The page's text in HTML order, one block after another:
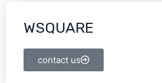
WSQUARE
contact us